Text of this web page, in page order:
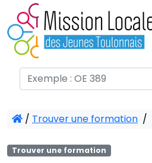
/ Trouver une formation /
Trouver une formation
Panneau de gestion des cookies